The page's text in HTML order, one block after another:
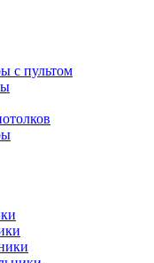
с пультом